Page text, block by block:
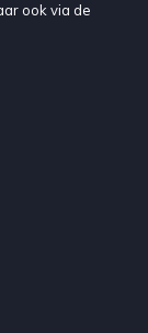
ook via de